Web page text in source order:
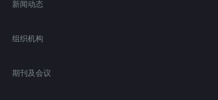
新闻动态
组织机构
期刊及会议